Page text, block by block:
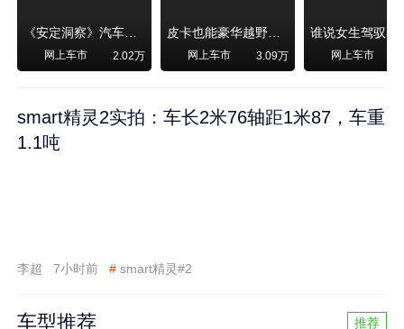
《安定洞察》汽车烧不烧油，和石油安全无关！
网上车市 2.02万
皮卡也能豪华越野！纵横F700上市，限时卖29.99万起
网上车市 3.09万 网上车市
smart精灵2实拍：车长2米76轴距1米87，车重
1.1吨
李超 7小时前 # smart精灵#2
车型推荐 推荐